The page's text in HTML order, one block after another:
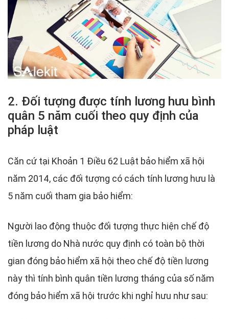
2. Đối tượng được tính lương hưu bình
quân 5 năm cuối theo quy định của
pháp luật
Căn cứ tại Khoản 1 Điều 62 Luật bảo hiểm xã hội
năm 2014, các đối tượng có cách tính lương hưu là
5 năm cuối tham gia bảo hiểm:
Người lao động thuộc đối tượng thực hiện chế độ
tiền lương do Nhà nước quy định có toàn bộ thời
gian đóng bảo hiểm xã hội theo chế độ tiền lương
này thì tính bình quân tiền lương tháng của số năm
đóng bảo hiểm xã hội trước khi nghỉ hưu như sau: